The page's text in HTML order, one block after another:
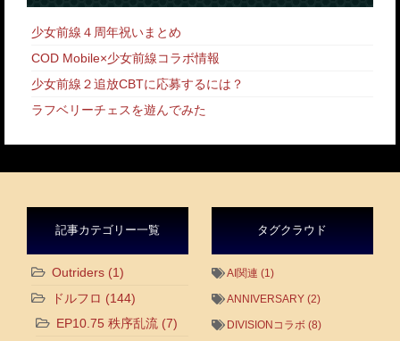
少女前線４周年祝いまとめ
COD Mobile×少女前線コラボ情報
少女前線２追放CBTに応募するには？
ラフベリーチェスを遊んでみた
記事カテゴリー一覧
Outriders (1)
ドルフロ (144)
EP10.75 秩序乱流 (7)
タグクラウド
AI関連 (1)
ANNIVERSARY (2)
DIVISIONコラボ (8)